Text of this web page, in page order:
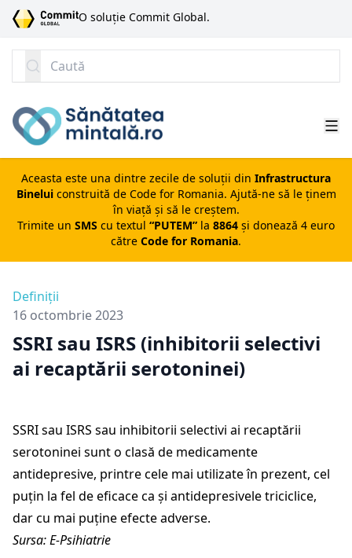
SARI LA CONȚINUT
O soluție Commit Global.
Caută
Aceasta este una dintre zecile de soluții din Infrastructura
Bineluiconstruită de Code for Romania. Ajută-ne să le ținem
în viață și să le creștem.
Trimite un SMS cu textul “PUTEM” la 8864 și donează 4 euro
către Code for Romania.
Definiții
16 octombrie 2023
SSRI sau ISRS (inhibitorii selectivi
ai recaptării serotoninei)
SSRI sau ISRS sau inhibitorii selectivi ai recaptării
serotoninei sunt o clasă de medicamente
antidepresive, printre cele mai utilizate în prezent, cel
puțin la fel de eficace ca și antidepresivele triciclice,
dar cu mai puține efecte adverse.
Sursa: E-Psihiatrie